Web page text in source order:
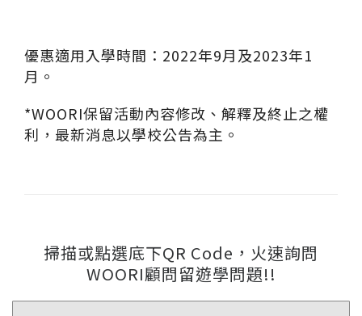
優惠適用入學時間：2022年9月及2023年1
月。
*WOORI保留活動內容修改、解釋及終止之權
利，最新消息以學校公告為主。
掃描或點選底下QR Code，火速詢問
WOORI顧問留遊學問題!!